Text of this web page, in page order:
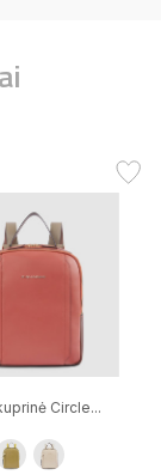
Circle...